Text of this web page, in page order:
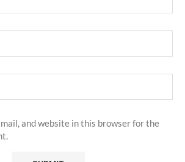
and website in this browser for the